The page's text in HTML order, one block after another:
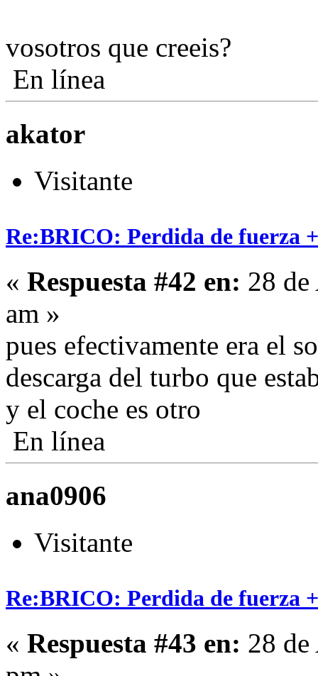
vosotros que creeis?
En línea
akator
Visitante
Re:BRICO: Perdida de fuerza
« Respuesta #42 en: 28
am »
pues efectivamente era el
descarga del turbo que
y el coche es otro
En línea
ana0906
Visitante
Re:BRICO: Perdida de fuerza
« Respuesta #43 en: 28